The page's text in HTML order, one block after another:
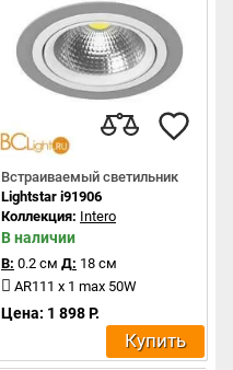
Встраиваемый светильник
Lightstar i91906
Коллекция: Intero
В наличии
В: 0.2 см Д: 18 см
AR111 x 1 max 50W
Цена: 1 898 Р.
Купить